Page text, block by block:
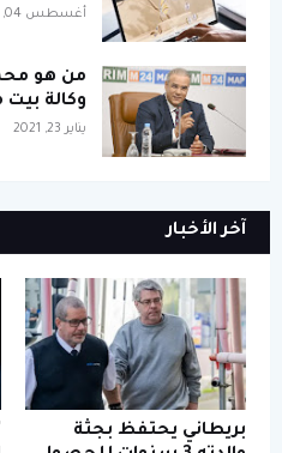
أغسطس 04, 2022
من هو
وكالة
يناير 23, 2021
آخر الأخبار
بريطاني يحتفظ بجثة